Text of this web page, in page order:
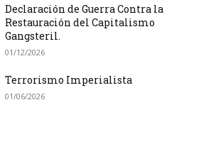
Declaración de Guerra Contra la
Restauración del Capitalismo
Gangsteril.
01/12/2026
Terrorismo Imperialista
01/06/2026